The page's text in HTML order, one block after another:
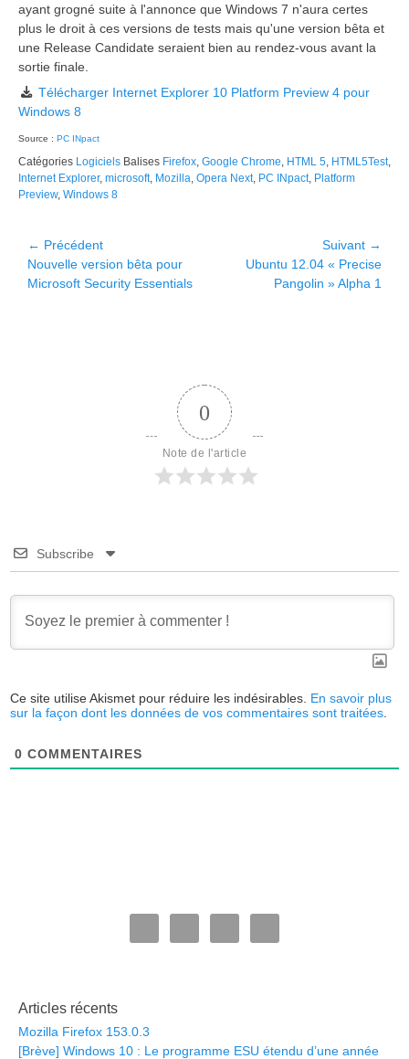
ayant grogné suite à l'annonce que Windows 7 n'aura certes
plus le droit à ces versions de tests mais qu'une version bêta et
une Release Candidate seraient bien au rendez-vous avant la
sortie finale.
Télécharger Internet Explorer 10 Platform Preview 4 pour
Windows 8
Source : PC INpact
Catégories Logiciels Balises Firefox Google Chrome HTML 5 HTML5Test,
Internet Explorer, microsoft, Mozilla Opera Next, PC INpact, Platform
Preview, Windows 8
Navigation
de
l’article
← Précédent
Article
précédent :
Nouvelle version bêta pour
Microsoft Security Essentials
Suivant →
Ubuntu 12.04 « Precise
Pangolin » Alpha 1
0
Note de l'article
Subscribe
Ce site utilise Akismet pour réduire les indésirables. En savoir plus
sur la façon dont les données de vos commentaires sont traitées
0 COMMENTAIRES
Articles récents
Mozilla Firefox 153.0.3
[Brève] Windows 10 : Le programme ESU étendu d’une année